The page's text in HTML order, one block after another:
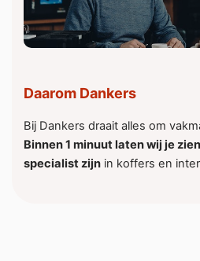
Daarom Dankers
Bij Dankers draait alles om
Binnen 1 minuut laten wij je
specialist zijn in koffers en